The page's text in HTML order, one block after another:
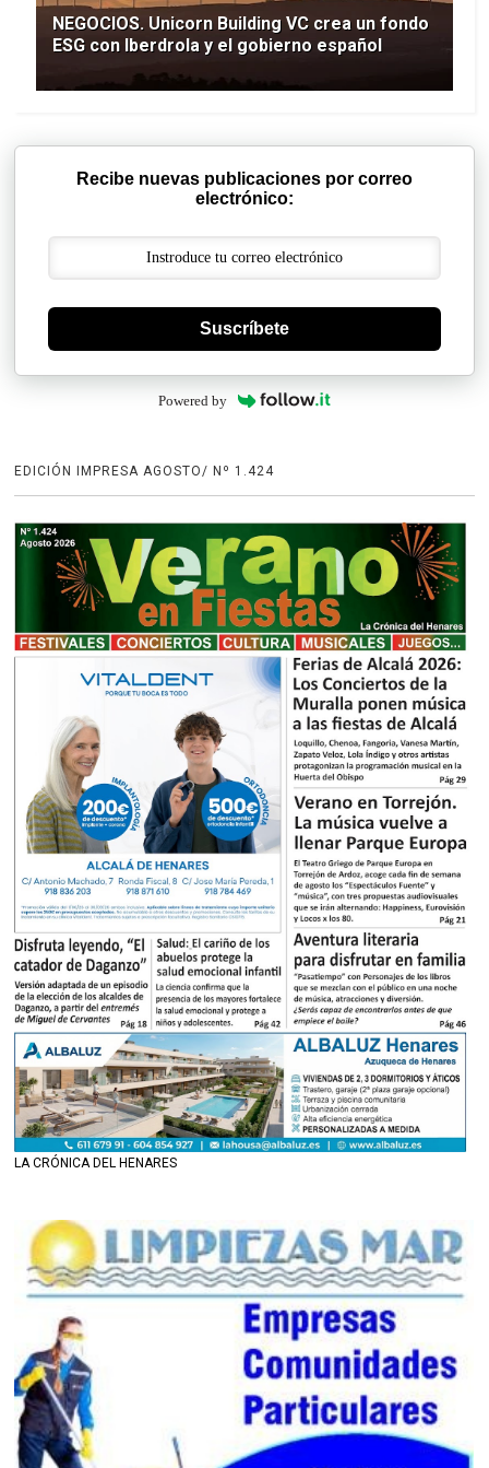
NEGOCIOS. Unicorn Building VC crea un fondo
ESG con Iberdrola y el gobierno español
Recibe nuevas publicaciones por correo
electrónico:
Suscríbete
Powered by
EDICIÓN IMPRESA AGOSTO/ Nº 1.424
LA CRÓNICA DEL HENARES